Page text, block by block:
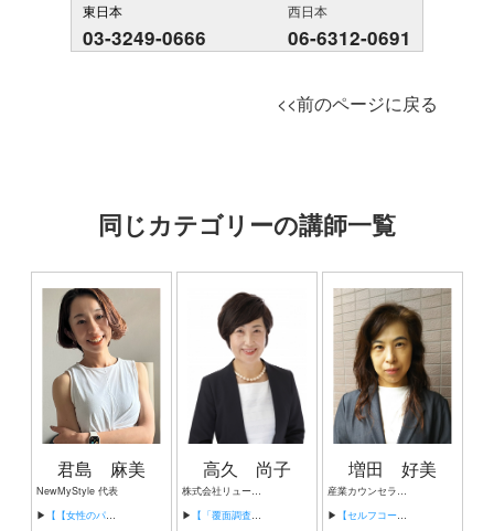
東日本
03-3249-0666
西日本
06-6312-0691
<<前のページに戻る
同じカテゴリーの講師一覧
君島 麻美
NewMyStyle 代表
▶ 【【女性のパフォーマンスを最大化する】 自律神経から整えるウェルビーイング経営】
高久 尚子
株式会社リューズネット 代表取締役
▶ 【「覆面調査が見た接客・接遇のリアル！」 ～お客様が本当に見ていること、感じていること～】
増田 好美
産業カウンセラー協会 産業カウンセラー 産業カウンセラー協会 認定講師 アライエール代表 メンタルメンテナンス
▶ 【セルフコーチング】